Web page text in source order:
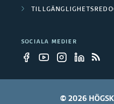
SOCIALA MEDIER
© 2026